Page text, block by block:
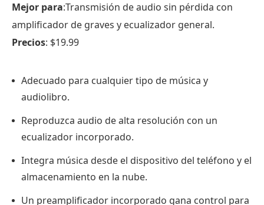
Mejor para:Transmisión de audio sin pérdida con
amplificador de graves y ecualizador general.
Precios: $19.99
Adecuado para cualquier tipo de música y
audiolibro.
Reproduzca audio de alta resolución con un
ecualizador incorporado.
Integra música desde el dispositivo del teléfono y el
almacenamiento en la nube.
Un preamplificador incorporado gana control para